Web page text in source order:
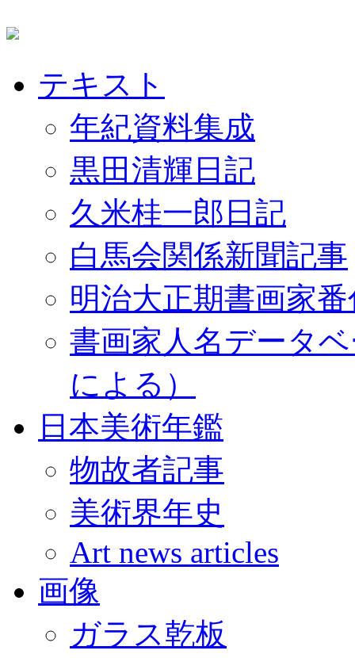
テキスト
年紀資料集成
黒田清輝日記
久米桂一郎日記
白馬会関係新聞記事
明治大正期書画家
書画家人名データ
による）
日本美術年鑑
物故者記事
美術界年史
Art news articles
画像
ガラス乾板